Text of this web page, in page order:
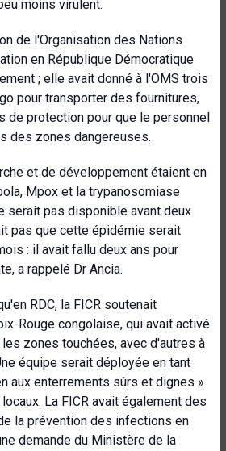
moins virulent.
de l'Organisation des Nations
en République Démocratique
; elle avait donné à l'OMS trois
pour transporter des fournitures,
de protection pour que le personnel
des zones dangereuses.
et de développement étaient en
Mpox et la trypanosomiase
serait pas disponible avant deux
pas que cette épidémie serait
: il avait fallu deux ans pour
a rappelé Dr Ancia.
RDC, la FICR soutenait
Rouge congolaise, qui avait activé
zones touchées, avec d'autres à
équipe serait déployée en tant
aux enterrements sûrs et dignes »
La FICR avait également des
la prévention des infections en
demande du Ministère de la